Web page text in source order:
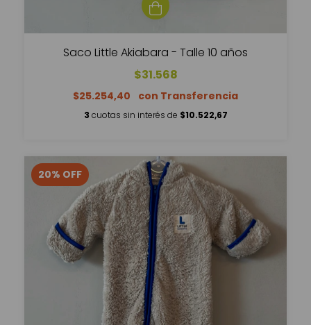
Saco Little Akiabara - Talle 10 años
$31.568
$25.254,40
3 cuotas sin interés de $10.522,67
20% OFF